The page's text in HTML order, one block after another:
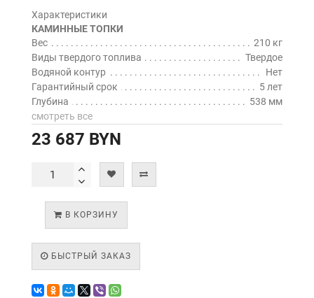
Характеристики
КАМИННЫЕ ТОПКИ
Вес
210 кг
Виды твердого топлива
Твердое
Водяной контур
Нет
Гарантийный срок
5 лет
Глубина
538 мм
смотреть все
23 687 BYN
В КОРЗИНУ
БЫСТРЫЙ ЗАКАЗ